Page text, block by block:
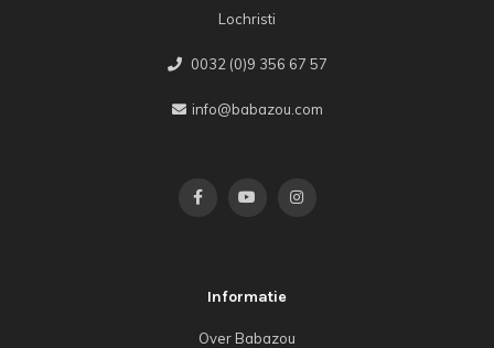
Lochristi
0032 (0)9 356 67 57
info@babazou.com
Informatie
Over Babazou